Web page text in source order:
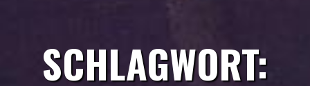
SCHLAGWORT: